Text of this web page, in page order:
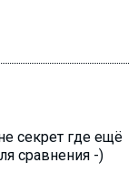
секрет где ещё
сравнения -)